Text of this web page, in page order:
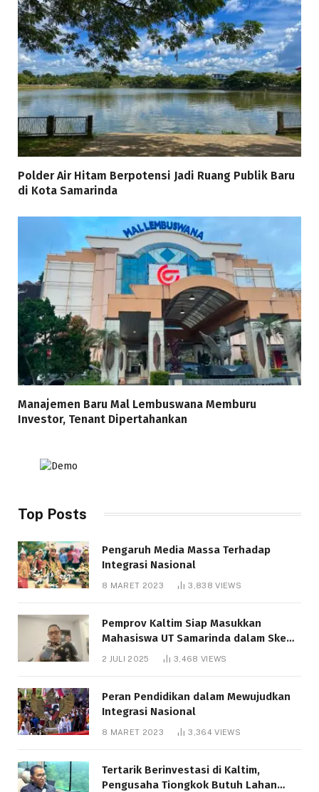
Polder Air Hitam Berpotensi Jadi Ruang Publik Baru
di Kota Samarinda
Manajemen Baru Mal Lembuswana Memburu
Investor, Tenant Dipertahankan
Top Posts
Pengaruh Media Massa Terhadap
Integrasi Nasional
8 MARET 2023 3,838VIEWS
Pemprov Kaltim Siap Masukkan
Mahasiswa UT Samarinda dalam Skema
Bantuan Pendidikan Gratispol
2 JULI 2025 3,468 VIEWS
Peran Pendidikan dalam Mewujudkan
Integrasi Nasional
8 MARET 2023 3,364VIEWS
Tertarik Berinvestasi di Kaltim,
Pengusaha Tiongkok Butuh Lahan